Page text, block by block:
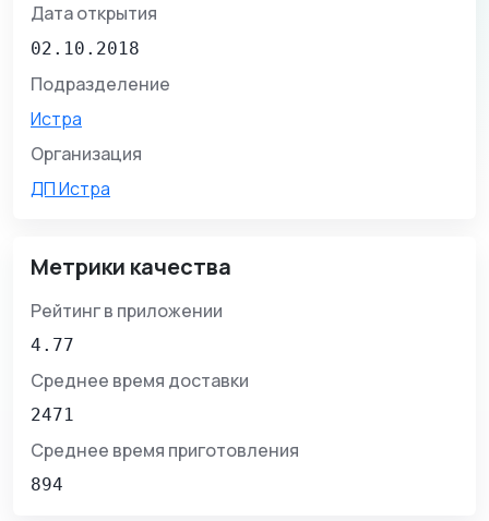
Дата открытия
02.10.2018
Подразделение
Истра
Организация
ДП Истра
Метрики качества
Рейтинг в приложении
4.77
Среднее время доставки
2471
Среднее время приготовления
894